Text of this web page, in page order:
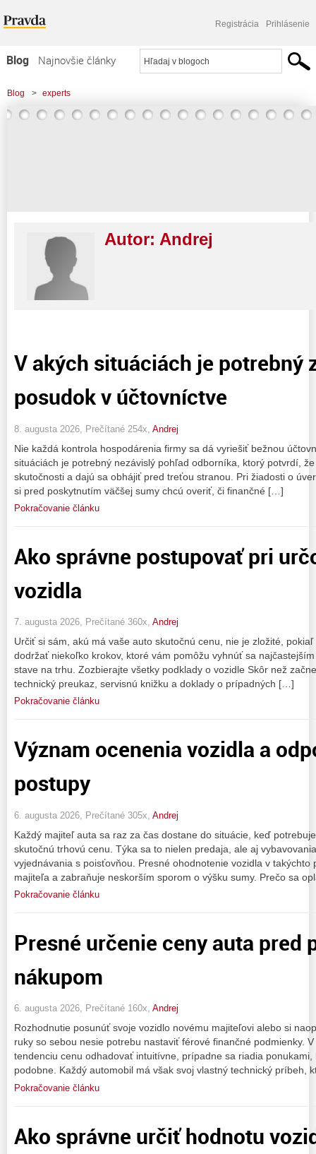
Registrácia Prihlásenie
Blog
Najnovšie články
Najčítanejšie články
Najkomentovanejšie články
Blog > experts
Autor: Andrej
V akých situáciách je potrebný
posudok v účtovníctve
8. augusta 2026, Prečítané 254x, Andrej
Nie každá kontrola hospodárenia firmy sa dá vyriešiť bežnou
situáciách je potrebný nezávislý pohľad odborníka, ktorý potvrdí,
skutočnosti a dajú sa obhájiť pred treťou stranou. Pri žiadosti o
si pred poskytnutím väčšej sumy chcú overiť, či finančné […]
Pokračovanie článku
Ako správne postupovať pri
vozidla
7. augusta 2026, Prečítané 360x, Andrej
Určiť si sám, akú má vaše auto skutočnú cenu, nie je zložité,
dodržať niekoľko krokov, ktoré vám pomôžu vyhnúť sa
stave na trhu. Zozbierajte všetky podklady o vozidle Skôr než
technický preukaz, servisnú knižku a doklady o prípadných […]
Pokračovanie článku
Význam ocenenia vozidla a
postupy
6. augusta 2026, Prečítané 305x, Andrej
Každý majiteľ auta sa raz za čas dostane do situácie, keď
skutočnú trhovú cenu. Týka sa to nielen predaja, ale aj
vyjednávania s poisťovňou. Presné ohodnotenie vozidla v
majiteľa a zabraňuje neskorším sporom o výšku sumy. Prečo sa
Pokračovanie článku
Presné určenie ceny auta pred
nákupom
6. augusta 2026, Prečítané 160x, Andrej
Rozhodnutie posunúť svoje vozidlo novému majiteľovi alebo si
ruky so sebou nesie potrebu nastaviť férové finančné podmienky.
tendenciu cenu odhadovať intuitívne, prípadne sa riadia
podobne. Každý automobil má však svoj vlastný technický príbeh,
Pokračovanie článku
Ako správne určiť hodnotu